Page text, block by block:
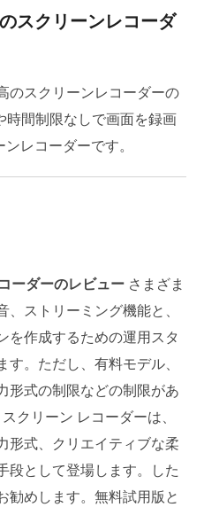
スクリーンレコーダ
のスクリーンレコーダーの
時間制限なしで画面を録画
レコーダーです。
ーダーのレビュー さまざま
ストリーミング機能と、
を作成するための運用スタ
。ただし、有料モデル、
形式の制限などの制限があ
クリーン レコーダーは、
形式、クリエイティブな柔
段として登場します。した
勧めします。無料試用版と